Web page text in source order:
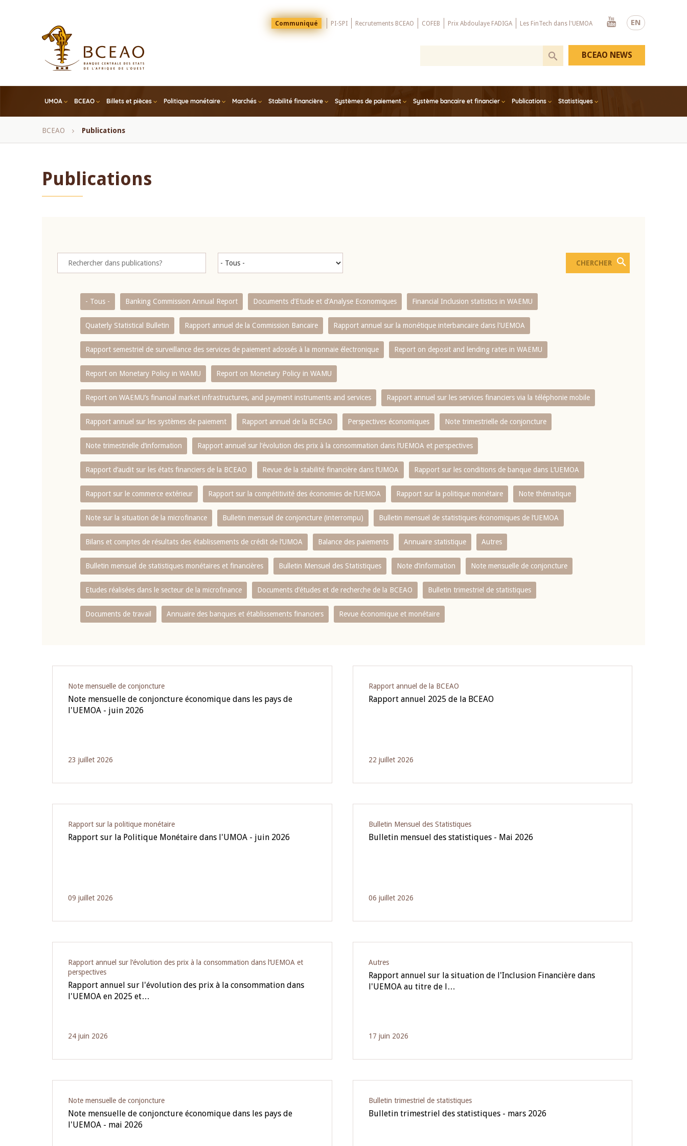
EN
Menu
Top
Communiqué PI-SPI Recrutements BCEAO COFEB Prix Abdoulaye FADIGA Les FinTech dans l'UEMOA
Youtube
UMOA BCEAO Billets et pièces Politique monétaire Marchés Stabilité financière Systèmes de paiement Système bancaire et financier Publications Statistiques
BCEAO NEWS
Fil
BCEAO Publications
Publications
- Tous - Banking Commission Annual Report Documents d’Etude et d’Analyse Economiques Financial Inclusion statistics in WAEMU
Quaterly Statistical Bulletin Rapport annuel de la Commission Bancaire Rapport annuel sur la monétique interbancaire dans l'UEMOA
Rapport semestriel de surveillance des services de paiement adossés à la monnaie électronique Report on deposit and lending rates in WAEMU
Report on Monetary Policy in WAMU Report on Monetary Policy in WAMU
Report on WAEMU’s financial market infrastructures, and payment instruments and services Rapport annuel sur les services financiers via la téléphonie mobile
Rapport annuel sur les systèmes de paiement Rapport annuel de la BCEAO Perspectives économiques Note trimestrielle de conjoncture
Note trimestrielle d‘information Rapport annuel sur l‘évolution des prix à la consommation dans l‘UEMOA et perspectives
Rapport d‘audit sur les états financiers de la BCEAO Revue de la stabilité financière dans l‘UMOA Rapport sur les conditions de banque dans L‘UEMOA
Rapport sur le commerce extérieur Rapport sur la compétitivité des économies de l‘UEMOA Rapport sur la politique monétaire Note thématique
Note sur la situation de la microfinance Bulletin mensuel de conjoncture (interrompu) Bulletin mensuel de statistiques économiques de l‘UEMOA
Bilans et comptes de résultats des établissements de crédit de l‘UMOA Balance des paiements Annuaire statistique Autres
Bulletin mensuel de statistiques monétaires et financières Bulletin Mensuel des Statistiques Note d’information Note mensuelle de conjoncture
Etudes réalisées dans le secteur de la microfinance Documents d’études et de recherche de la BCEAO Bulletin trimestriel de statistiques
Documents de travail Annuaire des banques et établissements financiers Revue économique et monétaire
Note mensuelle de conjoncture
Note mensuelle de conjoncture économique dans les pays de
l'UEMOA - juin 2026
23 juillet 2026
Rapport annuel de la BCEAO
Rapport annuel 2025 de la BCEAO
22 juillet 2026
Rapport sur la politique monétaire
Rapport sur la Politique Monétaire dans l'UMOA - juin 2026
09 juillet 2026
Bulletin Mensuel des Statistiques
Bulletin mensuel des statistiques - Mai 2026
06 juillet 2026
Rapport annuel sur l‘évolution des prix à la consommation dans l‘UEMOA et
perspectives
Rapport annuel sur l'évolution des prix à la consommation dans
l'UEMOA en 2025 et…
24 juin 2026
Autres
Rapport annuel sur la situation de l'Inclusion Financière dans
l'UEMOA au titre de l…
17 juin 2026
Note mensuelle de conjoncture
Note mensuelle de conjoncture économique dans les pays de
l'UEMOA - mai 2026
Bulletin trimestriel de statistiques
Bulletin trimestriel des statistiques - mars 2026